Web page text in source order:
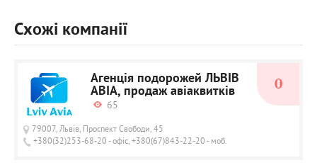
Схожі компанії
Агенція подорожей ЛЬВІВ
АВІА, продаж авіаквитків
65
79007, Львів, Проспект Свободи, 45
+380(32)253-68-20 - офіс, +380(67)843-22-20 - моб.
0